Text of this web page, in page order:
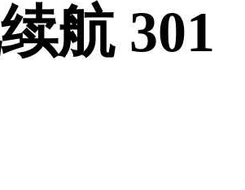
航 301